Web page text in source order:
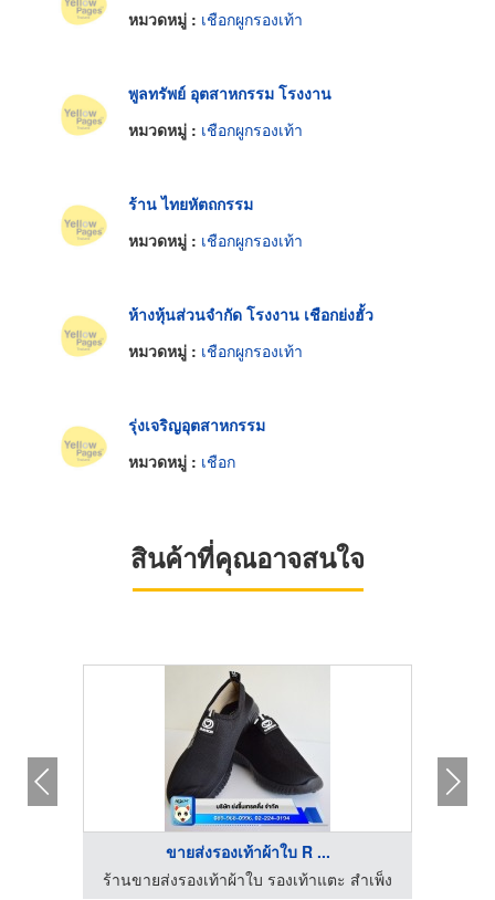
หมวดหมู่ : เชือกผูกรองเท้า
พูลทรัพย์ อุตสาหกรรม โรงงาน
หมวดหมู่ : เชือกผูกรองเท้า
ร้าน ไทยหัตถกรรม
หมวดหมู่ : เชือกผูกรองเท้า
ห้างหุ้นส่วนจำกัด โรงงาน เชือกย่งฮั้ว
หมวดหมู่ : เชือกผูกรองเท้า
รุ่งเจริญอุตสาหกรรม
หมวดหมู่ : เชือก
สินค้าที่คุณอาจสนใจ
ขายส่งรองเท้าผ้าใบ R ...
ร้านขายส่งรองเท้าผ้าใบ รองเท้าแตะ สำเพ็ง